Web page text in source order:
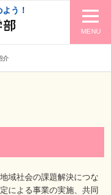
う！
MENU
介
域社会の課題解決につな
による事業の実施、共同